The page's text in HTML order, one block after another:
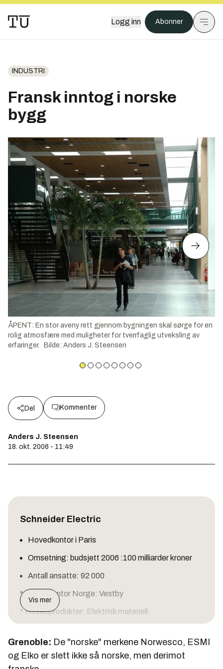
Logg inn Abonner
INDUSTRI
Fransk inntog i norske
bygg
ÅPENT: En stor aveny rett gjennom bygningen skal sørge for en
rolig atmosfære med muligheter for tverrfaglig utveksling av
erfaringer.
Bilde: Anders J. Steensen
Del Kommenter
Anders J. Steensen
18. okt. 2006 - 11:49
Schneider Electric
Hovedkontor i Paris
Omsetning: budsjett 2006 :100 milliarder kroner
Antall ansatte: 92 000
*Hovedkontor Norge: Vestby
* Hovedprodukter: Elektrisk materiell
Merlin Gerin
Telemechanique
Vis mer
Grenoble: De "norske" merkene Norwesco, ESMI
og Elko er slett ikke så norske, men derimot